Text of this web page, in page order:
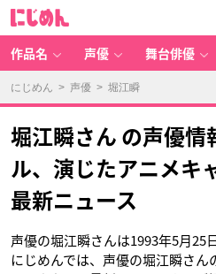
作品名 声優 舞台俳優
にじめん > 声優 > 堀江瞬
堀江瞬さん の声優情
ル、演じたアニメキ
最新ニュース
声優の堀江瞬さんは1993年5月25
にじめんでは、声優の堀江瞬さ